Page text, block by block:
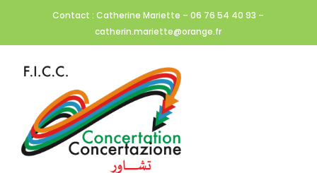
Contact : Catherine Mariette – 06 76 54 40 93 –
catherin.mariette@orange.fr